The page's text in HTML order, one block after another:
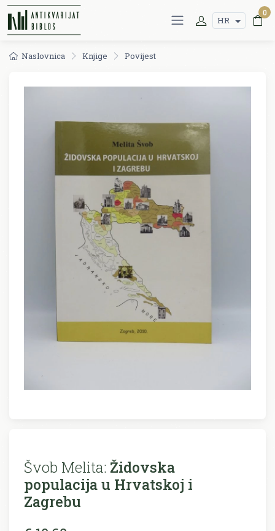
HR
0
Naslovnica Knjige Povijest
Švob Melita: Židovska
populacija u Hrvatskoj i
Zagrebu